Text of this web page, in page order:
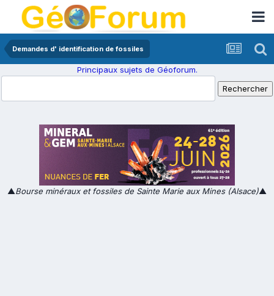
Demandes d' identification de fossiles
Principaux sujets de Géoforum.
▲Bourse minéraux et fossiles de Sainte Marie aux Mines (Alsace)▲